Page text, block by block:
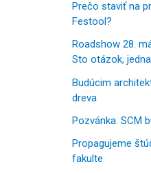
a
ť
:
Prečo staviť na
Festool?
Roadshow 28.
Sto otázok,
Budúcim
dreva
Pozvánka: SCM
Propagujeme
fakulte